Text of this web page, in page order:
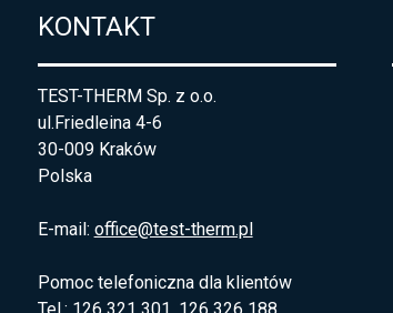
KONTAKT
TEST-THERM Sp. z o.o.
ul.Friedleina 4-6
30-009 Kraków
Polska
E-mail: office@test-therm.pl
Pomoc telefoniczna dla klientów